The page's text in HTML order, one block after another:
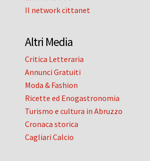
Il network cittanet
Altri Media
Critica Letteraria
Annunci Gratuiti
Moda & Fashion
Ricette ed Enogastronomia
Turismo e cultura in Abruzzo
Cronaca storica
Cagliari Calcio